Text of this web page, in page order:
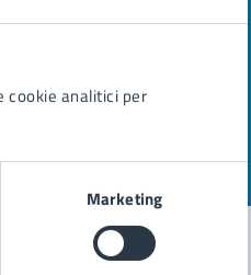
cookie analitici per
Marketing